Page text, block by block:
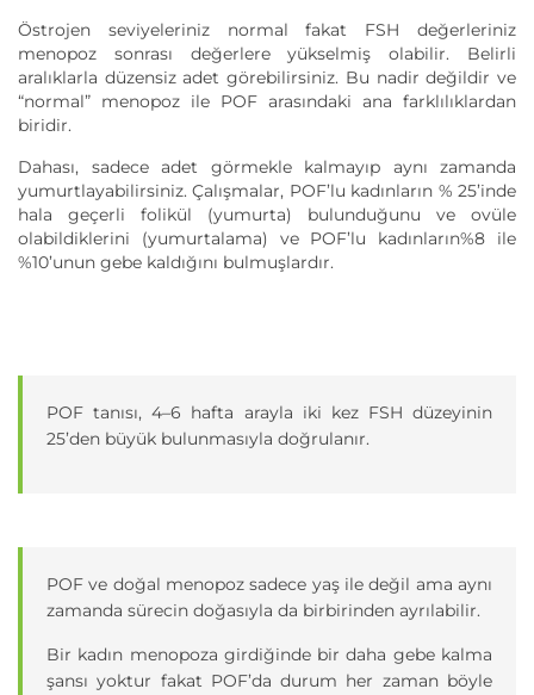
Östrojen seviyeleriniz normal fakat FSH değerleriniz
menopoz sonrası değerlere yükselmiş olabilir. Belirli
aralıklarla düzensiz adet görebilirsiniz. Bu nadir değildir ve
“normal” menopoz ile POF arasındaki ana farklılıklardan
biridir.
Dahası, sadece adet görmekle kalmayıp aynı zamanda
yumurtlayabilirsiniz. Çalışmalar, POF’lu kadınların % 25’inde
hala geçerli folikül (yumurta) bulunduğunu ve ovüle
olabildiklerini (yumurtalama) ve POF’lu kadınların%8 ile
%10’unun gebe kaldığını bulmuşlardır.
POF tanısı, 4–6 hafta arayla iki kez FSH düzeyinin
25’den büyük bulunmasıyla doğrulanır.
POF ve doğal menopoz sadece yaş ile değil ama aynı
zamanda sürecin doğasıyla da birbirinden ayrılabilir.
Bir kadın menopoza girdiğinde bir daha gebe kalma
şansı yoktur fakat POF’da durum her zaman böyle